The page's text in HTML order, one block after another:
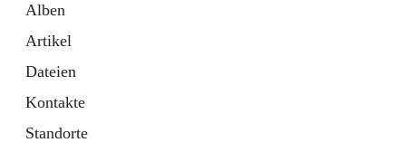
Alben
Artikel
Dateien
Kontakte
Standorte